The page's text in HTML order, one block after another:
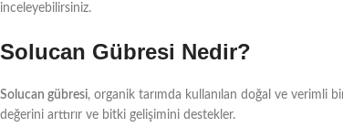
inceleyebilirsiniz.
Solucan Gübresi Nedir?
Solucan gübresi, organik tarımda kullanılan doğal ve verimli
değerini arttırır ve bitki gelişimini destekler.